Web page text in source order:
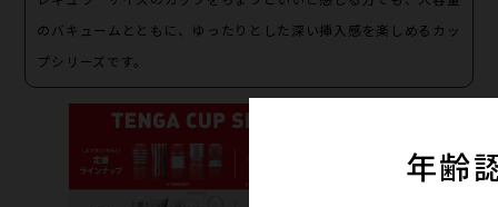
のバキュームとともに、ゆったりとした深い挿入感を楽しめるカッ
プシリーズです。
年齢